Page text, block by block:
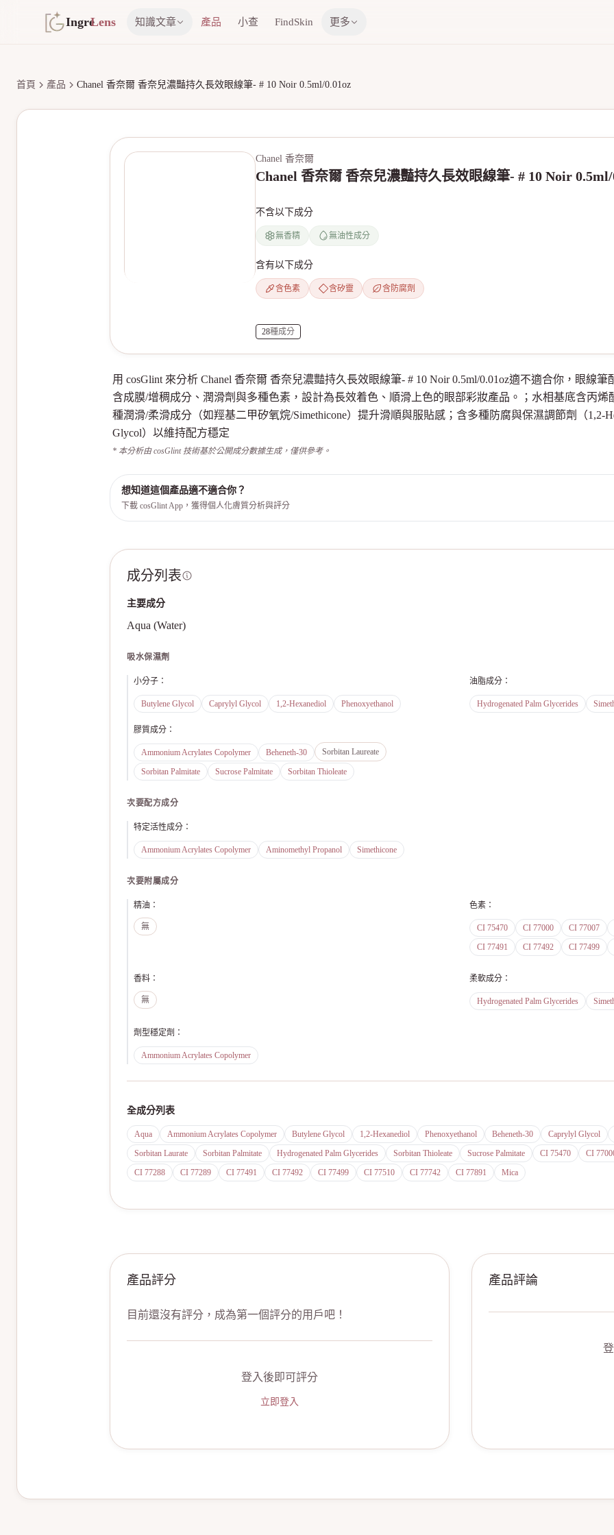
IngreLens 知識文章 產品 小查 FindSkin 更多
首頁 產品 Chanel 香奈爾 香奈兒濃豔持久長效眼線筆- # 10 Noir 0.5ml/0.01oz
Chanel 香奈爾
Chanel 香奈爾 香奈兒濃豔持久長效眼線筆- # 10 Noir 0.5ml/
不含以下成分
無香精 無油性成分
含有以下成分
含色素 含矽靈 含防腐劑
28種成分
用 cosGlint 來分析 Chanel 香奈爾 香奈兒濃豔持久長效眼線筆- # 10 Noir 0.5ml/0.01oz適不適合你，眼線
含成膜/增稠成分、潤滑劑與多種色素，設計為長效着色、順滑上色的眼部彩妝產品。；水相基底含丙
種潤滑/柔滑成分（如羥基二甲矽氧烷/Simethicone）提升滑順與服貼感；含多種防腐與保濕調節劑（1,2-
Glycol）以維持配方穩定
* 本分析由 cosGlint 技術基於公開成分數據生成，僅供參考。
想知道這個產品適不適合你？
下載 cosGlint App，獲得個人化膚質分析與評分
成分列表
主要成分
Aqua (Water)
吸水保濕劑
小分子 ：
Butylene Glycol Caprylyl Glycol 1,2-Hexanediol Phenoxyethanol
油脂成分 ：
Hydrogenated Palm Glycerides
膠質成分 ：
Ammonium Acrylates Copolymer Beheneth-30 Sorbitan Laureate
Sorbitan Palmitate Sucrose Palmitate Sorbitan Thioleate
次要配方成分
特定活性成分 ：
Ammonium Acrylates Copolymer Aminomethyl Propanol Simethicone
次要附屬成分
精油 ：
無
色素 ：
CI 75470 CI 77000 CI 77007
CI 77491
CI 77492 CI 77499
香料 ：
無
柔軟成分 ：
Hydrogenated Palm Glycerides
劑型穩定劑 ：
Ammonium Acrylates Copolymer
全成分列表
Aqua Ammonium Acrylates Copolymer Butylene Glycol 1,2-Hexanediol Phenoxyethanol Beheneth-30 Caprylyl Glycol
Sorbitan Laurate
Sorbitan Palmitate Hydrogenated Palm Glycerides Sorbitan Thioleate Sucrose Palmitate CI 75470 CI
CI 77288
CI 77289 CI 77491 CI 77492 CI 77499 CI 77510 CI 77742 CI 77891 Mica
產品評分
目前還沒有評分，成為第一個評分的用戶吧！
登入後即可評分
立即登入
產品評論